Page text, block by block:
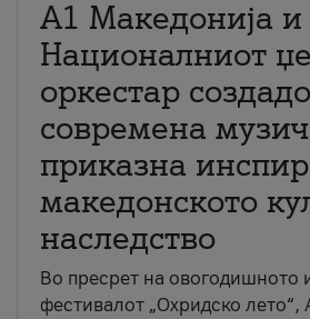
А1 Македонија и
Националниот
оркестар
современа
приказна
македонското
наследство
Во пресрет на овогодишното
фестивалот „Охридско лето“,